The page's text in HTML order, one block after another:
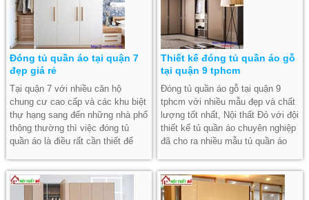
Đóng tủ quần áo tại quận 7
đẹp giá rẻ
Tại quận 7 với nhiều căn hộ
chung cư cao cấp và các khu biệt
thự hạng sang đến những nhà phố
thông thường thì việc đóng tủ
quần áo là điều rất cần thiết để
đẹp giá trị. Việc tìm một xưởng
mộc nhận đóng tủ quần áo gỗ tại
Thiết kế đóng tủ quần áo gỗ
tại quận 9 tphcm
Đóng tủ quần áo gỗ tại quận 9
tphcm với nhiều mẫu đẹp và chất
lượng tốt nhất, Nội thất Đỏ với đội
thiết kế tủ quần áo chuyên nghiệp
đã cho ra nhiều mẫu tủ quần áo
thiết kế theo yêu cầu của chủ nhà
như kích thước theo phòng, mẫu